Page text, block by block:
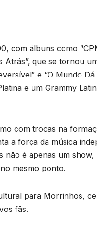
com álbuns como
Atrás”, que se tornou
e “O Mundo
e um Grammy
com trocas na
a força da música
é apenas um
mesmo ponto.
para Morrinhos,
fãs.